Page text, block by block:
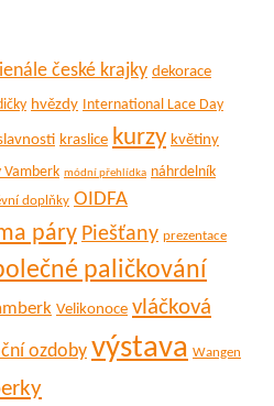
české krajky dekorace
hvězdy International Lace Day
kraslice kurzy květiny
Vamberk módní přehlídka náhrdelník
doplňky OIDFA
páry Piešťany prezentace
paličkování
Velikonoce vláčková
ozdoby výstava Wangen